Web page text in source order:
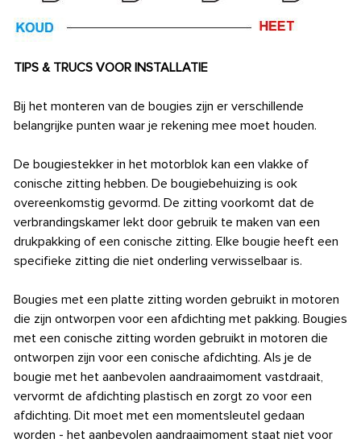
TIPS & TRUCS VOOR INSTALLATIE
Bij het monteren van de bougies zijn er verschillende
belangrijke punten waar je rekening mee moet houden.
De bougiestekker in het motorblok kan een vlakke of
conische zitting hebben. De bougiebehuizing is ook
overeenkomstig gevormd. De zitting voorkomt dat de
verbrandingskamer lekt door gebruik te maken van een
drukpakking of een conische zitting. Elke bougie heeft een
specifieke zitting die niet onderling verwisselbaar is.
Bougies met een platte zitting worden gebruikt in motoren
die zijn ontworpen voor een afdichting met pakking. Bougies
met een conische zitting worden gebruikt in motoren die
ontworpen zijn voor een conische afdichting. Als je de
bougie met het aanbevolen aandraaimoment vastdraait,
vervormt de afdichting plastisch en zorgt zo voor een
afdichting. Dit moet met een momentsleutel gedaan
worden - het aanbevolen aandraaimoment staat niet voor